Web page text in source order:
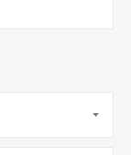
itibaren